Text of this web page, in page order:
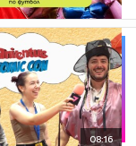
08:16